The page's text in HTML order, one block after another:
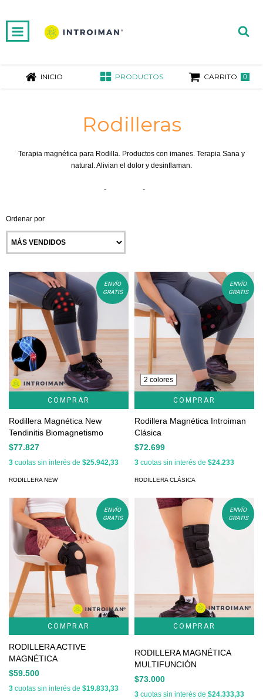
INICIO PRODUCTOS CARRITO 0
Rodilleras
Terapia magnética para Rodilla. Productos con imanes. Terapia Sana y
natural. Alivian el dolor y desinflaman.
- -
Ordenar por
ENVÍO
GRATIS
COMPRAR
Rodillera Magnética New
Tendinitis Biomagnetismo
$77.827
3 cuotas sin interés de $25.942,33
RODILLERA NEW
ENVÍO
GRATIS
2 colores
COMPRAR
Rodillera Magnética Introiman
Clásica
$72.699
3 cuotas sin interés de $24.233
RODILLERA CLÁSICA
ENVÍO
GRATIS
COMPRAR
RODILLERA ACTIVE
MAGNÉTICA
$59.500
3 cuotas sin interés de $19.833,33
ENVÍO
GRATIS
RODILLERA MAGNÉTICA
MULTIFUNCIÓN
$73.000
3 cuotas sin interés de $24.333,33